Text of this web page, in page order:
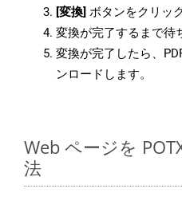
[変換] ボタンをクリッ
変換が完了するまで待
変換が完了したら、
ンロードします。
Web ページを
法